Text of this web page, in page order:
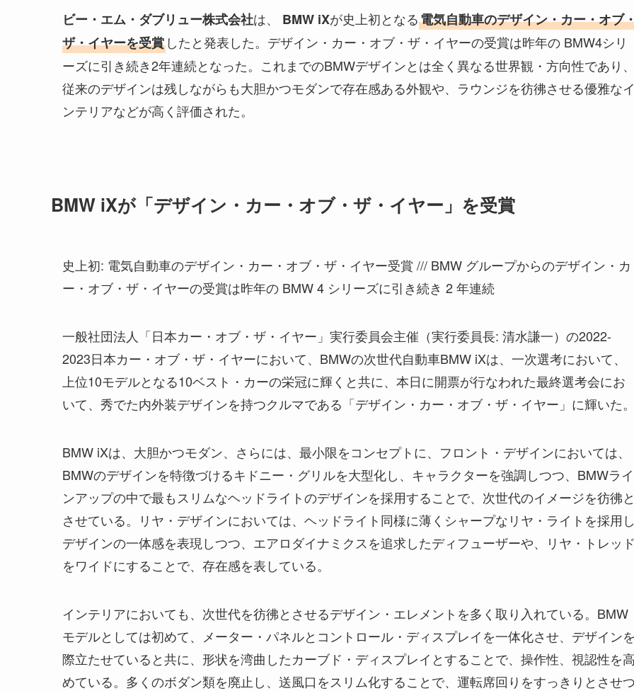
ビー・エム・ダブリュー株式会社は、 BMW iXが史上初となる電気自動車のデザイン・カー・オブ
ザ・イヤーを受賞 したと発表した。デザイン・カー・オブ・ザ・イヤーの受賞は昨年の BMW4シリ
ーズに引き続き2年連続となった。これまでのBMWデザインとは全く異なる世界観・方向性であり
従来のデザインは残しながらも大胆かつモダンで存在感ある外観や、ラウンジを彷彿させる優雅な
ンテリアなどが高く評価された。
BMW iXが「デザイン・カー・オブ・ザ・イヤー」を受賞
史上初: 電気自動車のデザイン・カー・オブ・ザ・イヤー受賞 /// BMW グループからのデザイン・カ
ー・オブ・ザ・イヤーの受賞は昨年の BMW 4 シリーズに引き続き 2 年連続
一般社団法人「日本カー・オブ・ザ・イヤー」実行委員会主催（実行委員長: 清水謙一）の2022-
2023日本カー・オブ・ザ・イヤーにおいて、BMWの次世代自動車BMW iXは、一次選考において、
上位10モデルとなる10ベスト・カーの栄冠に輝くと共に、本日に開票が行なわれた最終選考会にお
いて、秀でた内外装デザインを持つクルマである「デザイン・カー・オブ・ザ・イヤー」に輝いた
BMW iXは、大胆かつモダン、さらには、最小限をコンセプトに、フロント・デザインにおいては、
BMWのデザインを特徴づけるキドニー・グリルを大型化し、キャラクターを強調しつつ、BMWライ
ンアップの中で最もスリムなヘッドライトのデザインを採用することで、次世代のイメージを彷彿
させている。リヤ・デザインにおいては、ヘッドライト同様に薄くシャープなリヤ・ライトを採用
デザインの一体感を表現しつつ、エアロダイナミクスを追求したディフューザーや、リヤ・トレッ
をワイドにすることで、存在感を表している。
インテリアにおいても、次世代を彷彿とさせるデザイン・エレメントを多く取り入れている。BMW
モデルとしては初めて、メーター・パネルとコントロール・ディスプレイを一体化させ、デザイン
際立たせていると共に、形状を湾曲したカーブド・ディスプレイとすることで、操作性、視認性を
めている。多くのボダン類を廃止し、送風口をスリム化することで、運転席回りをすっきりとさせ